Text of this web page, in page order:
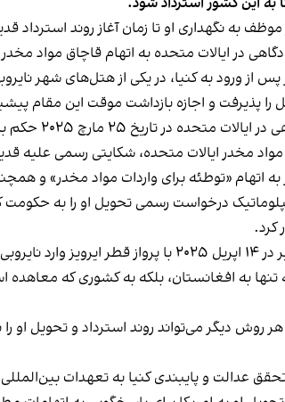
به نگهداری او تا زمان آغاز روند استرداد
در ایالات متحده به اتهام قاچاق مواد
نوشت که قدیر پس از ورود به کنیا، در یکی از
پذیرفت و اجازه بازداشت موقت این مقام
دادستانی
مواد مخدر ایالات متحده، شکایتی رسمی علیه
اتهام «توطئه برای واردات مواد مخدر» و
کرد.
بر اساس اظهارات دادستان نایروبی،
تنها به افغانستان، بلکه به کشوری که
هر روش دیگر می‌تواند روند استرداد و
تحقق عدالت و پایبندی کنیا به تعهدات